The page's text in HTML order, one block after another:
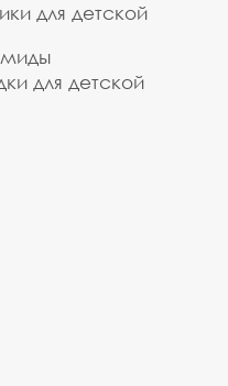
для детской
для детской